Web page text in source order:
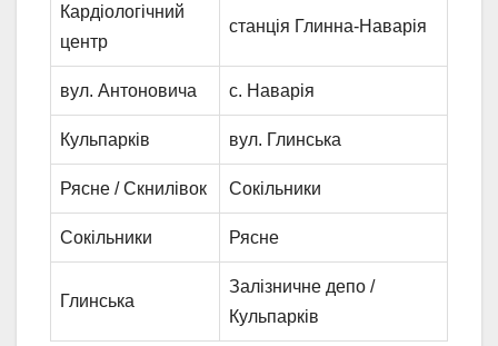
Кардіологічний
центр
станція Глинна-Наварія
вул. Антоновича с. Наварія
Кульпарків вул. Глинська
Рясне / Скнилівок Сокільники
Сокільники Рясне
Глинська
Залізничне депо /
Кульпарків